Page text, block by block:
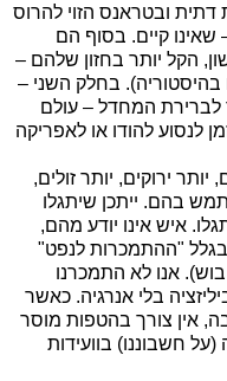
דתית ובטראנס הזוי להרוס
קיים. בסוף הם
הקל יותר בחזון שלהם –
בחלק השני –
לברירת המחדל – עולם
לנסוע להודו או לאפריקה
ירוקים, יותר זולים,
בהם. ייתכן שיתגלו
איש אינו יודע מהם,
בגלל "ההתמכרות לנפט"
אנו לא התמכרנו
בלי אנרגיה. כאשר
אין צורך בהטפות מוסר
(על חשבוננו) בוועידות